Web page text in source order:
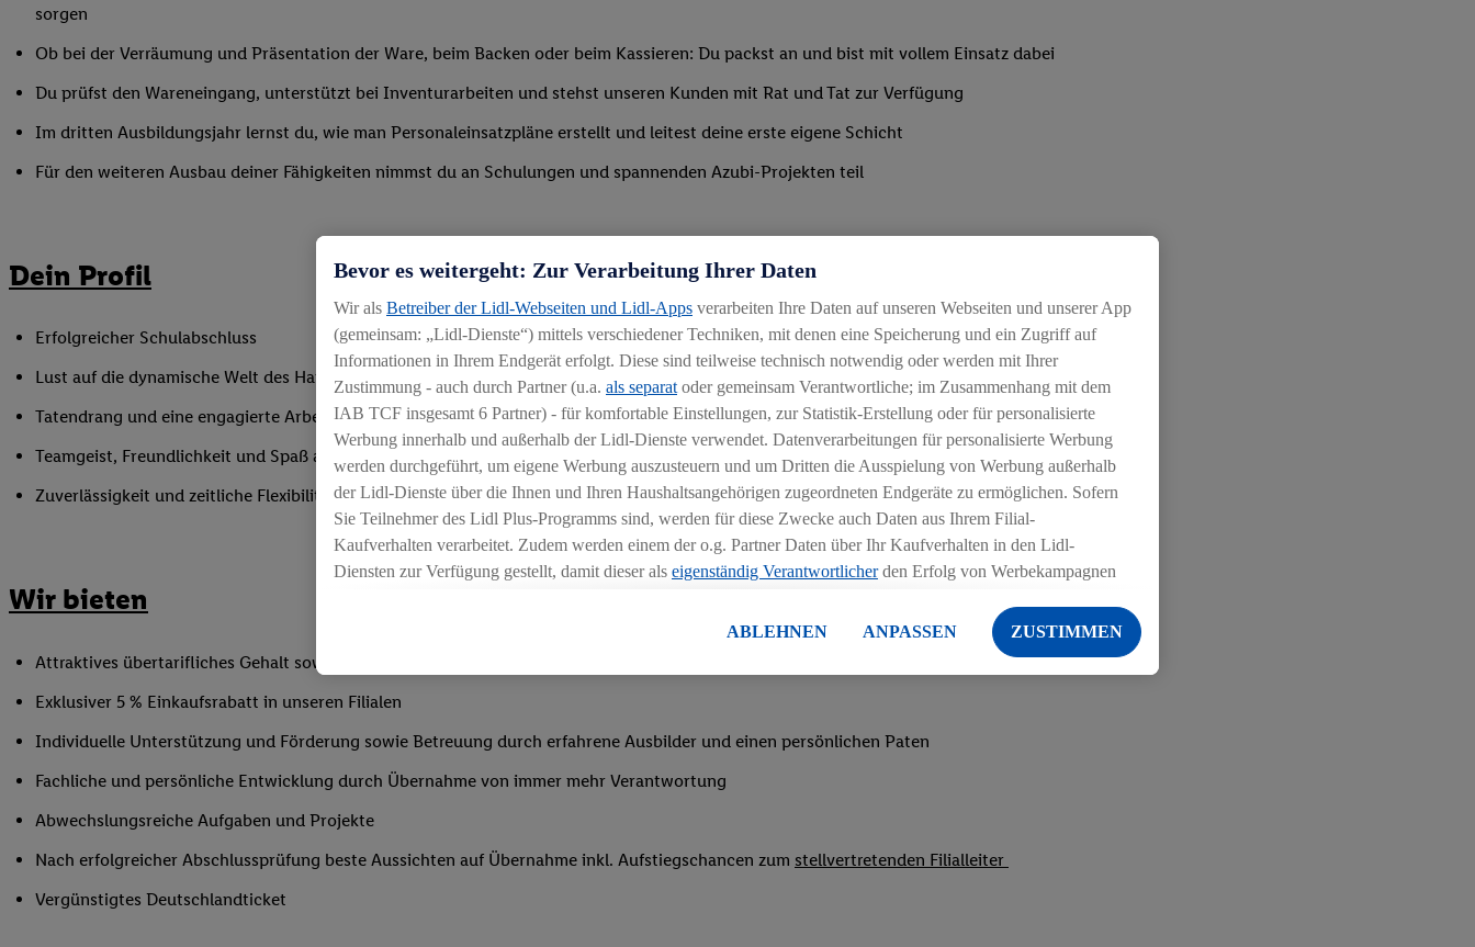
sorgen
Ob bei der Verräumung und Präsentation der Ware, beim Backen oder beim Kassieren: Du packst an und bist mit vollem Einsatz dabei
Du prüfst den Wareneingang, unterstützt bei Inventurarbeiten und stehst unseren Kunden mit Rat und Tat zur Verfügung
Im dritten Ausbildungsjahr lernst du, wie man Personaleinsatzpläne erstellt und leitest deine erste eigene Schicht
Für den weiteren Ausbau deiner Fähigkeiten nimmst du an Schulungen und spannenden Azubi-Projekten teil
Dein Profil
Erfolgreicher Schulabschluss
Lust auf die dynamische Welt des Handels
Tatendrang und eine engagierte Arbeitsweise
Teamgeist, Freundlichkeit und Spaß am Umgang mit Menschen
Zuverlässigkeit und zeitliche Flexibilität innerhalb der Öffnungszeiten deiner Filiale
Wir bieten
Attraktives übertarifliches Gehalt sowie Urlaubs- und Weihnachtsgeld
Exklusiver 5 % Einkaufsrabatt in unseren Filialen
Individuelle Unterstützung und Förderung sowie Betreuung durch erfahrene Ausbilder und einen persönlichen Paten
Fachliche und persönliche Entwicklung durch Übernahme von immer mehr Verantwortung
Abwechslungsreiche Aufgaben und Projekte
Nach erfolgreicher Abschlussprüfung beste Aussichten auf Übernahme inkl. Aufstiegschancen zum stellvertretenden Filialleiter
Vergünstigtes Deutschlandticket
Bevor es weitergeht: Zur Verarbeitung Ihrer Daten
Wir als Betreiber der Lidl-Webseiten und Lidl-Apps verarbeiten Ihre Daten auf unseren Webseiten und unserer App
(gemeinsam: „Lidl-Dienste“) mittels verschiedener Techniken, mit denen eine Speicherung und ein Zugriff auf
Informationen in Ihrem Endgerät erfolgt. Diese sind teilweise technisch notwendig oder werden mit Ihrer
Zustimmung - auch durch Partner (u.a. als separat oder gemeinsam Verantwortliche; im Zusammenhang mit dem
IAB TCF insgesamt 6 Partner) - für komfortable Einstellungen, zur Statistik-Erstellung oder für personalisierte
Werbung innerhalb und außerhalb der Lidl-Dienste verwendet. Datenverarbeitungen für personalisierte Werbung
werden durchgeführt, um eigene Werbung auszusteuern und um Dritten die Ausspielung von Werbung außerhalb
der Lidl-Dienste über die Ihnen und Ihren Haushaltsangehörigen zugeordneten Endgeräte zu ermöglichen. Sofern
Sie Teilnehmer des Lidl Plus-Programms sind, werden für diese Zwecke auch Daten aus Ihrem Filial-
Kaufverhalten verarbeitet. Zudem werden einem der o.g. Partner Daten über Ihr Kaufverhalten in den Lidl-
Diensten zur Verfügung gestellt, damit dieser als eigenständig Verantwortlicherden Erfolg von Werbekampagnen
Die Erstellung personalisierter Werbung basiert auf der Generierung von auch mit Daten von anderen Diensten
angereicherten Profilen. Dies umfasst die Zusammenführung von Daten (z.B. über Ihre Nutzung der Lidl-Dienste,
Ihr Kaufverhalten in den Lidl-Diensten, Informationen aus Ihrem Kundenkonto - z.B. Alter oder Geschlecht -
sowie Ihre genauen Standortdaten) auch über verschiedene Endgeräte und Lidl-Dienste hinweg einschließlich dem
(sogenannten Segmenten). Im Zusammenhang mit dem Ausspielen dieser Werbung erfolgen Verarbeitungen auch
zur Leistungs-/ Erfolgsmessung der Werbung, zur Zielgruppenforschung, zur Entwicklung von Angeboten sowie
Sofern Sie hier Ihre Zustimmung dazu erteilen und danach ein Lidl Plus-Konto erstellen bzw. sich in Ihr
bestehendes Lidl Plus-Konto einloggen, kann darüber hinaus auch Ihre dort angegebene E-Mail-Adresse von uns
ABLEHNEN ANPASSEN ZUSTIMMEN